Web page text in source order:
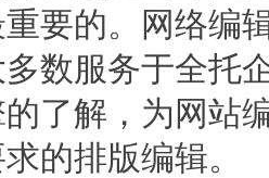
要的。网络编
数服务于全托
了解，为网站
的排版编辑。